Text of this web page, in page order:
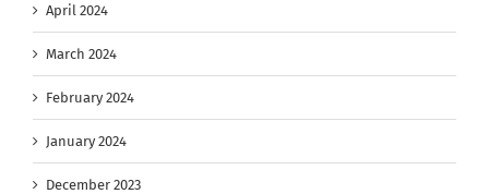
April 2024
March 2024
February 2024
January 2024
December 2023